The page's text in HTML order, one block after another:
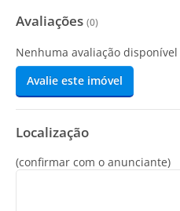
Avaliações (0)
Nenhuma avaliação disponível
Avalie este imóvel
Localização
(confirmar com o anunciante)